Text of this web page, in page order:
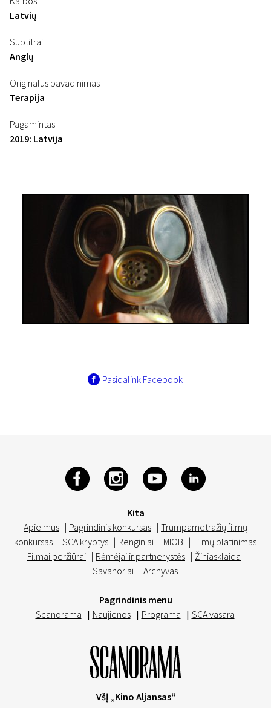
Latvių
Subtitrai
Anglų
Originalus pavadinimas
Terapija
Pagamintas
2019: Latvija
Pasidalink Facebook
Kita
Apie mus | Pagrindinis konkursas | Trumpametražių filmų
konkursas | SCA kryptys | Renginiai | MIOB | Filmų platinimas
| Filmai peržiūrai | Rėmėjai ir partnerystės | Žiniasklaida |
Savanoriai | Archyvas
Pagrindinis menu
Scanorama | Naujienos | Programa | SCA vasara
VšĮ „Kino Aljansas“